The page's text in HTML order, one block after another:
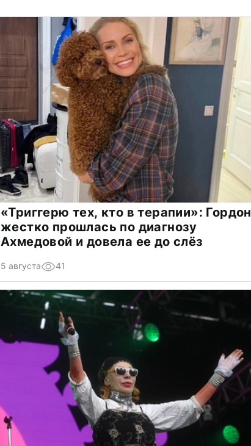
«Триггерю тех, кто в терапии»: Гордон
жестко прошлась по диагнозу
Ахмедовой и довела ее до слёз
5 августа 41